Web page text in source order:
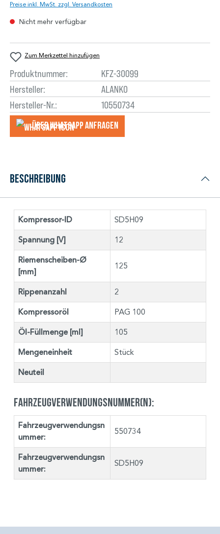
Preise inkl. MwSt. zzgl. Versandkosten
Nicht mehr verfügbar
Zum Merkzettel hinzufügen
Produktnummer:
KFZ-30099
Hersteller:
ALANKO
Hersteller-Nr.:
10550734
Über WhatsApp anfragеn
Beschreibung
Kompressor-ID SD5H09
Spannung [V] 12
Riemenscheiben-Ø
[mm]
125
Rippenanzahl 2
Kompressoröl PAG 100
Öl-Füllmenge [ml] 105
Mengeneinheit Stück
Neuteil
Fahrzeugverwendungsnummer(n):
Fahrzeugverwendungsn
ummer:
550734
Fahrzeugverwendungsn
ummer:
SD5H09